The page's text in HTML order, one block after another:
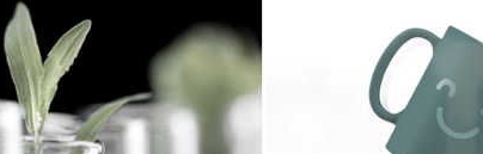
เกษตรศาสตร์ มีพื้นที่เขียวสดใส หนาแน่น
เป็นป่าในเมือง (URBAN FOREST)
เกษตรในเมือง (URBAN AGRICULTURE)
ที่นับรวมกันได้ประมาณ 1,400 ไร่